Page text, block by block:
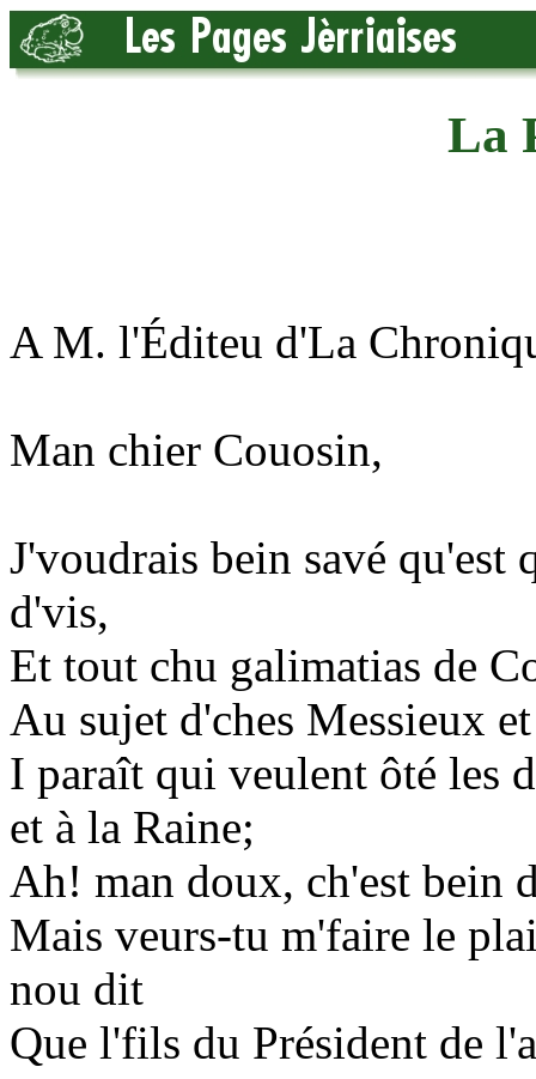
La
A M. l'Éditeu d'La
Man chier Couosin,
J'voudrais bein savé qu'est
d'vis,
Et tout chu galimatias de
Au sujet d'ches Messieux
I paraît qui veulent ôté les
et à la Raine;
Ah! man doux, ch'est bein
Mais veurs-tu m'faire le
nou dit
Que l'fils du Président de